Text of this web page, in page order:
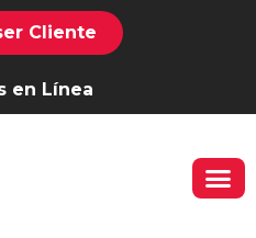
Cliente
en Línea